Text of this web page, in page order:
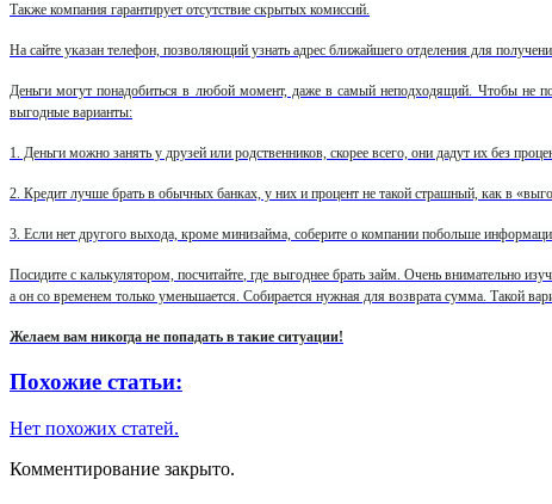
Также компания гарантирует отсутствие скрытых комиссий.
На сайте указан телефон, позволяющий узнать адрес ближайшего отделения для
Деньги могут понадобиться в любой момент, даже в самый неподходящий. Чтобы не
выгодные варианты:
1. Деньги можно занять у друзей или родственников, скорее всего, они дадут их без
2. Кредит лучше брать в обычных банках, у них и процент не такой страшный, как в
3. Если нет другого выхода, кроме минизайма, соберите о компании побольше
Посидите с калькулятором, посчитайте, где выгоднее брать займ. Очень внимательно
а он со временем только уменьшается. Собирается нужная для возврата сумма. Такой
Желаем вам никогда не попадать в такие ситуации!
Похожие статьи:
Нет похожих статей.
Комментирование закрыто.